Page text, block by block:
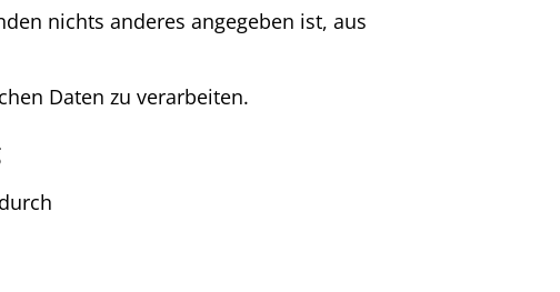
nichts anderes angegeben ist, aus
Daten zu verarbeiten.